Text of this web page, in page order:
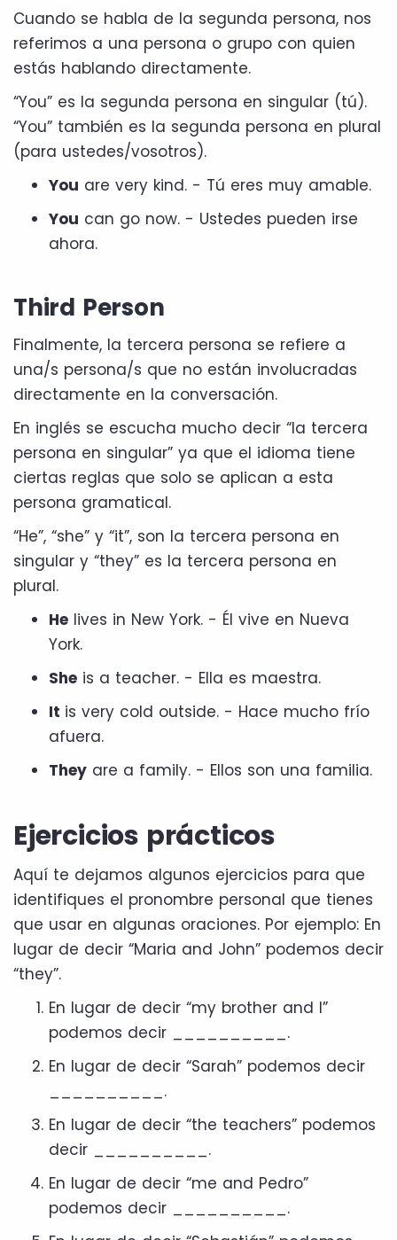
Cuando se habla de la segunda persona, nos
referimos a una persona o grupo con quien
estás hablando directamente.
“You” es la segunda persona en singular (tú).
“You” también es la segunda persona en plural
(para ustedes/vosotros).
You are very kind. - Tú eres muy amable.
You can go now. - Ustedes pueden irse
ahora.
Third Person
Finalmente, la tercera persona se refiere a
una/s persona/s que no están involucradas
directamente en la conversación.
En inglés se escucha mucho decir “la tercera
persona en singular” ya que el idioma tiene
ciertas reglas que solo se aplican a esta
persona gramatical.
“He”, “she” y “it”, son la tercera persona en
singular y “they” es la tercera persona en
plural.
He lives in New York. - Él vive en Nueva
York.
She is a teacher. - Ella es maestra.
It is very cold outside. - Hace mucho frío
afuera.
They are a family. - Ellos son una familia.
Ejercicios prácticos
Aquí te dejamos algunos ejercicios para que
identifiques el pronombre personal que tienes
que usar en algunas oraciones. Por ejemplo: En
lugar de decir “Maria and John” podemos decir
“they”.
En lugar de decir “my brother and I”
podemos decir __________.
En lugar de decir “Sarah” podemos decir
__________.
En lugar de decir “the teachers” podemos
decir __________.
En lugar de decir “me and Pedro”
podemos decir __________.